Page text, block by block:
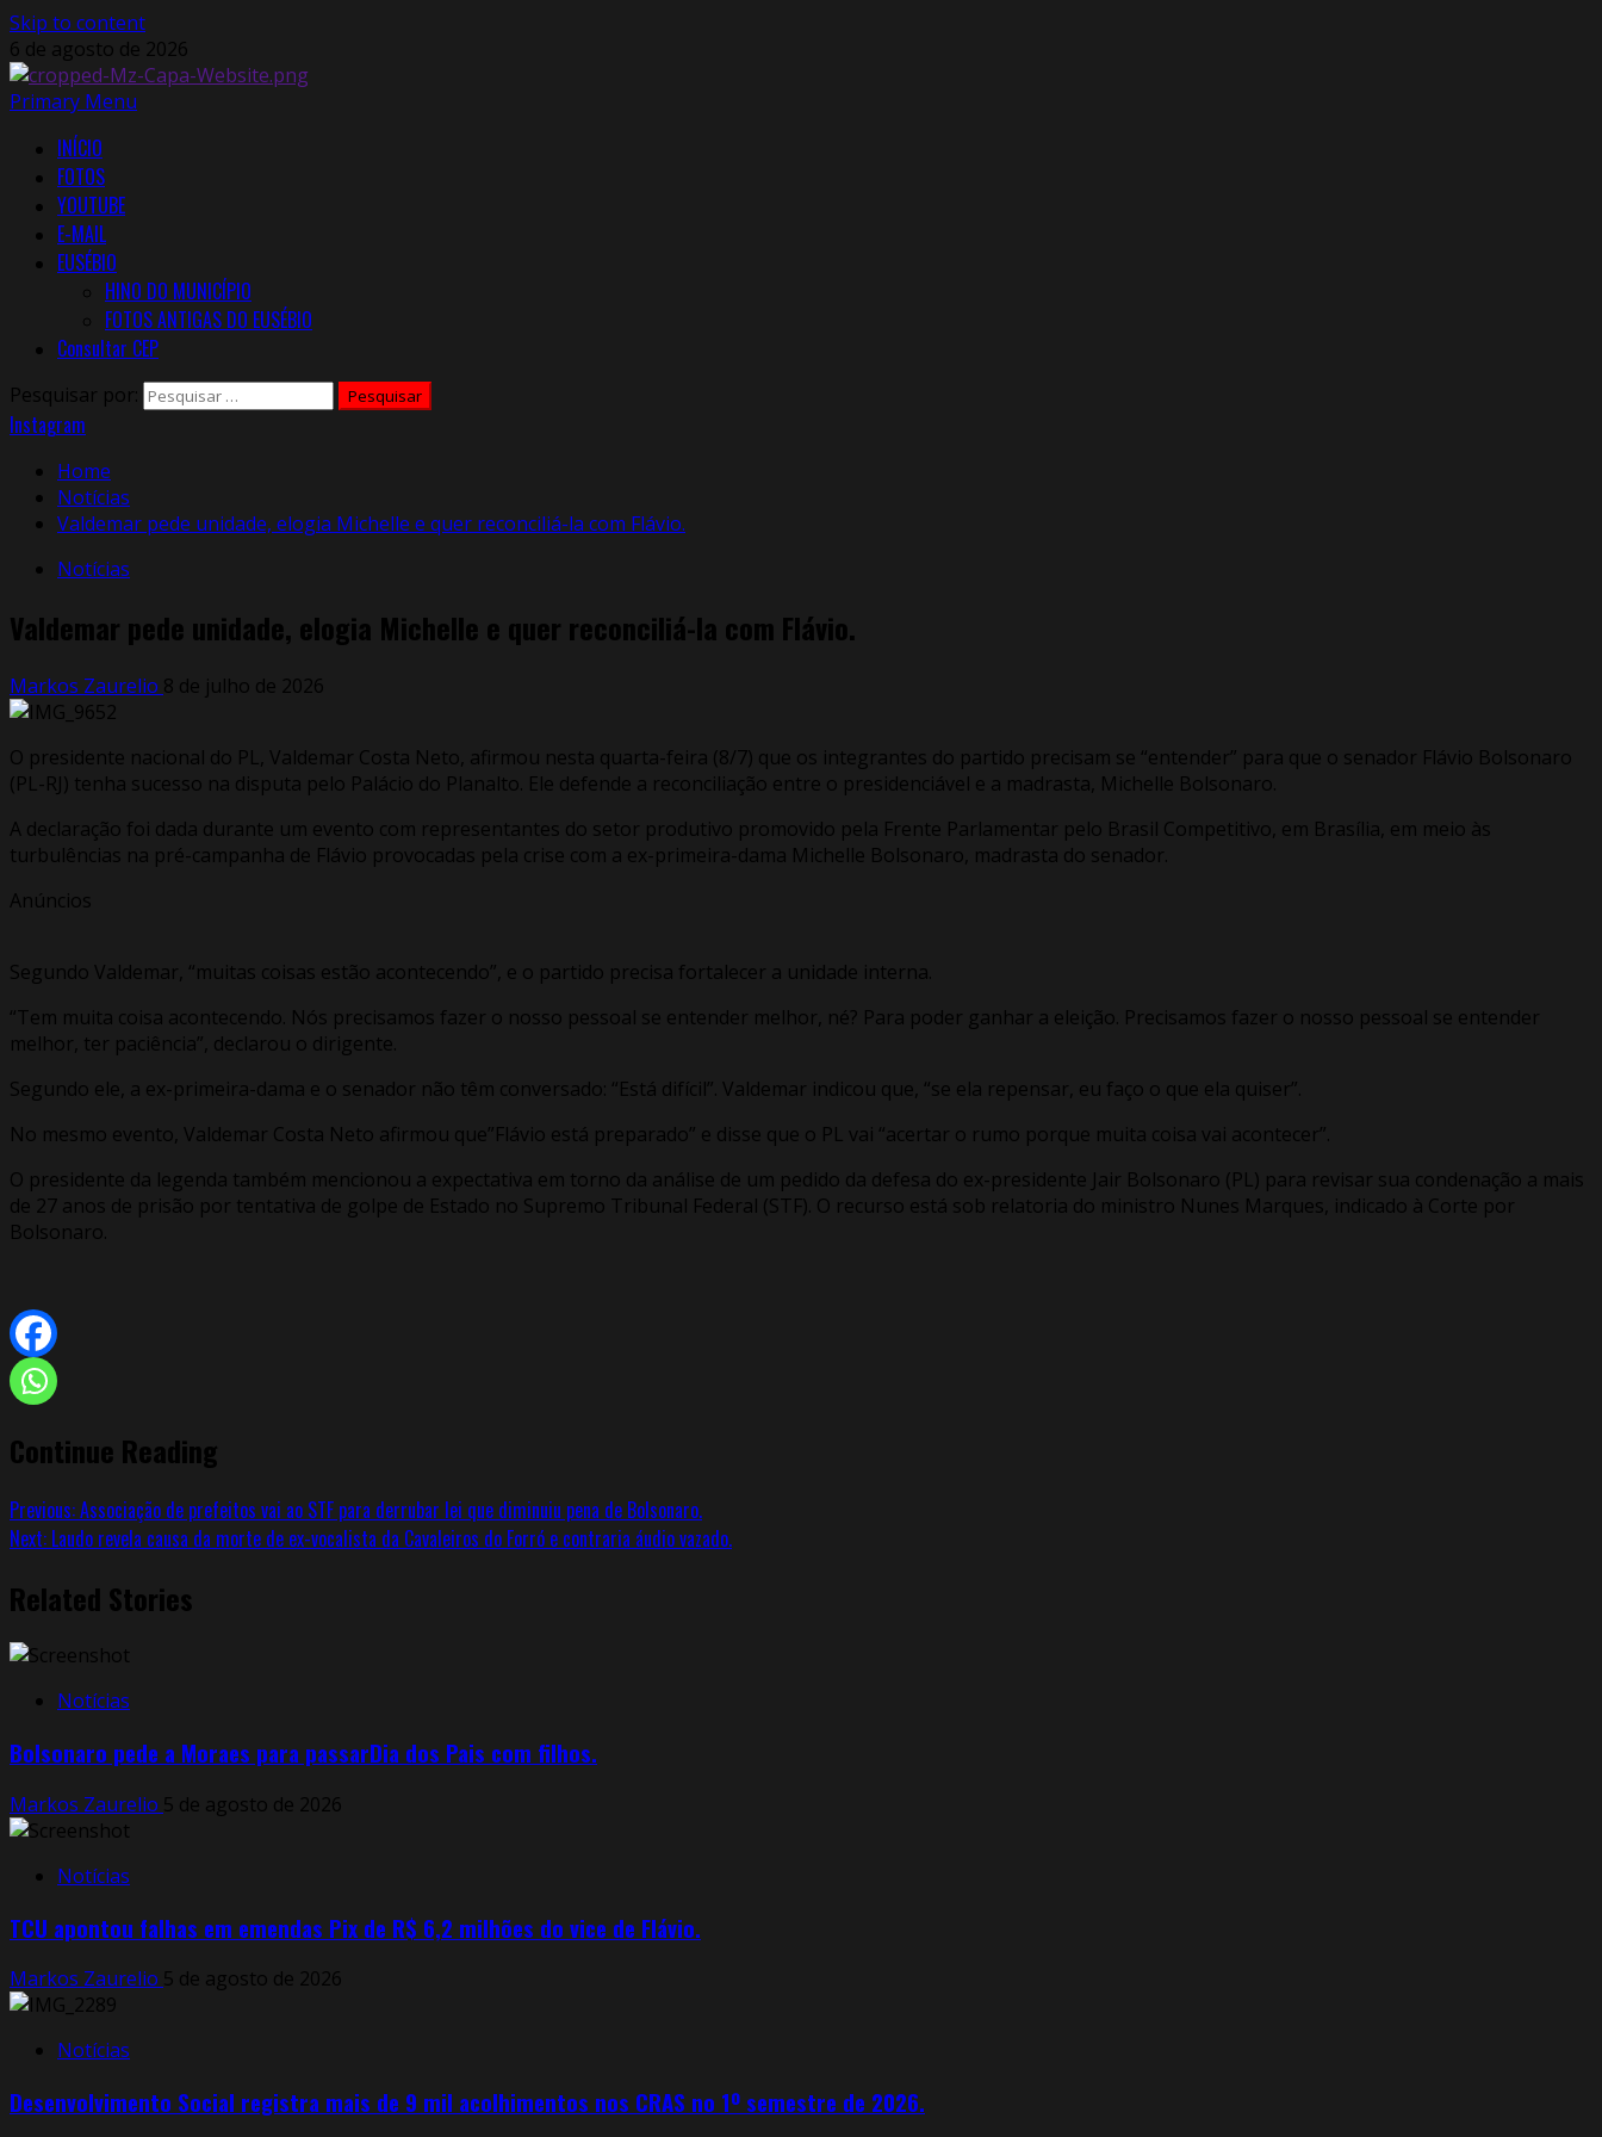
Skip to content
6 de agosto de 2026
Primary Menu
INÍCIO
FOTOS
YOUTUBE
E-MAIL
EUSÉBIO
HINO DO MUNICÍPIO
FOTOS ANTIGAS DO EUSÉBIO
Consultar CEP
Pesquisar por:
Instagram
Home
Notícias
Valdemar pede unidade, elogia Michelle e quer reconciliá-la com Flávio.
Notícias
Valdemar pede unidade, elogia Michelle e quer reconciliá-la com Flávio.
Markos Zaurelio 8 de julho de 2026
O presidente nacional do PL, Valdemar Costa Neto, afirmou nesta quarta-feira (8/7) que os integrantes do partido precisam se “entender” para que o senador Flávio Bolsonaro
(PL-RJ) tenha sucesso na disputa pelo Palácio do Planalto. Ele defende a reconciliação entre o presidenciável e a madrasta, Michelle Bolsonaro.
A declaração foi dada durante um evento com representantes do setor produtivo promovido pela Frente Parlamentar pelo Brasil Competitivo, em Brasília, em meio às
turbulências na pré-campanha de Flávio provocadas pela crise com a ex-primeira-dama Michelle Bolsonaro, madrasta do senador.
Anúncios
Segundo Valdemar, “muitas coisas estão acontecendo”, e o partido precisa fortalecer a unidade interna.
“Tem muita coisa acontecendo. Nós precisamos fazer o nosso pessoal se entender melhor, né? Para poder ganhar a eleição. Precisamos fazer o nosso pessoal se entender
melhor, ter paciência”, declarou o dirigente.
Segundo ele, a ex-primeira-dama e o senador não têm conversado: “Está difícil”. Valdemar indicou que, “se ela repensar, eu faço o que ela quiser”.
No mesmo evento, Valdemar Costa Neto afirmou que”Flávio está preparado” e disse que o PL vai “acertar o rumo porque muita coisa vai acontecer”.
O presidente da legenda também mencionou a expectativa em torno da análise de um pedido da defesa do ex-presidente Jair Bolsonaro (PL) para revisar sua condenação a mais
de 27 anos de prisão por tentativa de golpe de Estado no Supremo Tribunal Federal (STF). O recurso está sob relatoria do ministro Nunes Marques, indicado à Corte por
Bolsonaro.
Continue Reading
Previous:Associação de prefeitos vai ao STF para derrubar lei que diminuiu pena de Bolsonaro.
Next: Laudo revela causa da morte de ex-vocalista da Cavaleiros do Forró e contraria áudio vazado.
Related Stories
Notícias
Bolsonaro pede a Moraes para passarDia dos Pais com filhos.
Markos Zaurelio 5 de agosto de 2026
Notícias
TCU apontou falhas em emendas Pix de R$ 6,2 milhões do vice de Flávio.
Markos Zaurelio 5 de agosto de 2026
Notícias
Desenvolvimento Social registra mais de 9 mil acolhimentos nos CRAS no 1º semestre de 2026.